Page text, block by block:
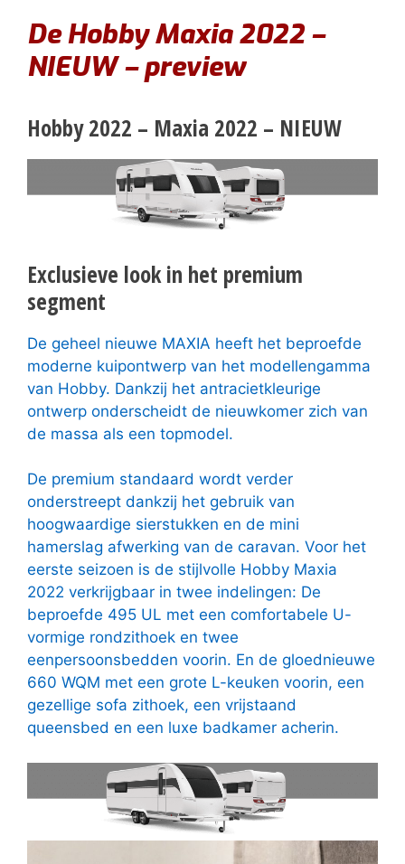
De Hobby Maxia 2022 –
NIEUW – preview
Hobby 2022 – Maxia 2022 – NIEUW
Exclusieve look in het premium
segment
De geheel nieuwe MAXIA heeft het beproefde
moderne kuipontwerp van het modellengamma
van Hobby. Dankzij het antracietkleurige
ontwerp onderscheidt de nieuwkomer zich van
de massa als een topmodel.
De premium standaard wordt verder
onderstreept dankzij het gebruik van
hoogwaardige sierstukken en de mini
hamerslag afwerking van de caravan. Voor het
eerste seizoen is de stijlvolle Hobby Maxia
2022 verkrijgbaar in twee indelingen: De
beproefde 495 UL met een comfortabele U-
vormige rondzithoek en twee
eenpersoonsbedden voorin. En de gloednieuwe
660 WQM met een grote L-keuken voorin, een
gezellige sofa zithoek, een vrijstaand
queensbed en een luxe badkamer acherin.